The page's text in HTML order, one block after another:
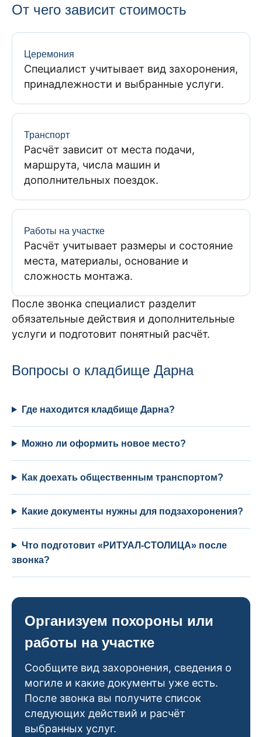
От чего зависит стоимость
Церемония
Специалист учитывает вид захоронения,
принадлежности и выбранные услуги.
Транспорт
Расчёт зависит от места подачи,
маршрута, числа машин и
дополнительных поездок.
Работы на участке
Расчёт учитывает размеры и состояние
места, материалы, основание и
сложность монтажа.
После звонка специалист разделит
обязательные действия и дополнительные
услуги и подготовит понятный расчёт.
Вопросы о кладбище Дарна
Где находится кладбище Дарна?
Можно ли оформить новое место?
Как доехать общественным транспортом?
Какие документы нужны для подзахоронения?
Что подготовит «РИТУАЛ-СТОЛИЦА» после
звонка?
Организуем похороны или
работы на участке
Сообщите вид захоронения, сведения о
могиле и какие документы уже есть.
После звонка вы получите список
следующих действий и расчёт
выбранных услуг.